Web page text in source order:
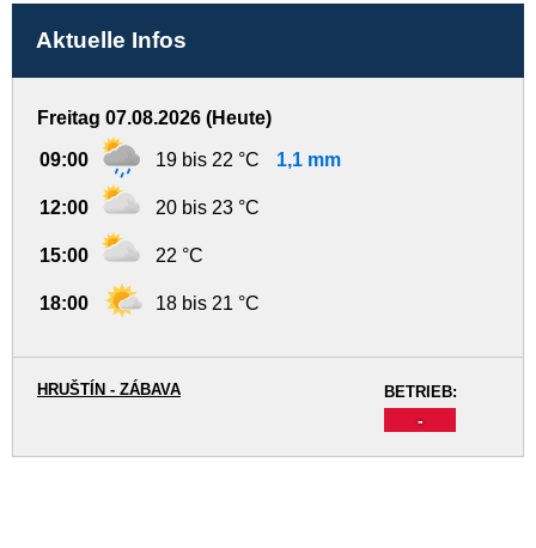
Aktuelle Infos
Freitag 07.08.2026 (Heute)
09:00 19 bis 22 °C 1,1 mm
12:00 20 bis 23 °C
15:00 22 °C
18:00 18 bis 21 °C
BETRIEB:
-
HRUŠTÍN - ZÁBAVA